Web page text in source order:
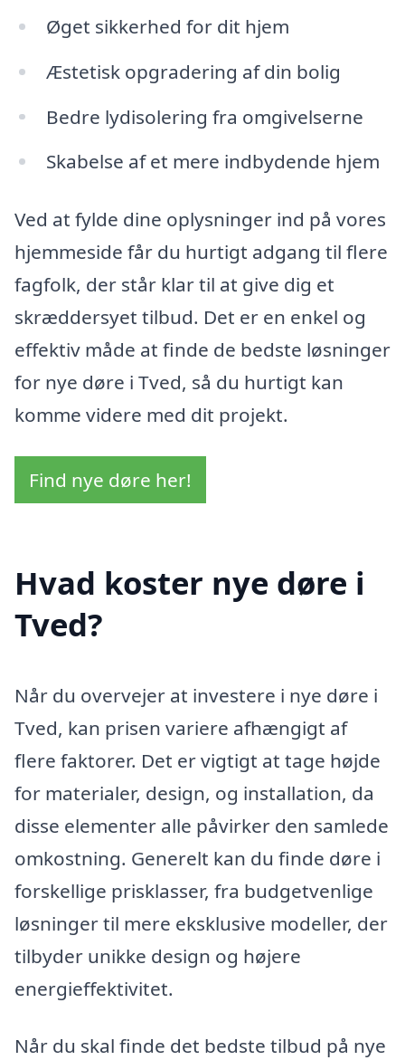
Øget sikkerhed for dit hjem
Æstetisk opgradering af din bolig
Bedre lydisolering fra omgivelserne
Skabelse af et mere indbydende hjem
Ved at fylde dine oplysninger ind på vores
hjemmeside får du hurtigt adgang til flere
fagfolk, der står klar til at give dig et
skræddersyet tilbud. Det er en enkel og
effektiv måde at finde de bedste løsninger
for nye døre i Tved, så du hurtigt kan
komme videre med dit projekt.
Find nye døre her!
Hvad koster nye døre i
Tved?
Når du overvejer at investere i nye døre i
Tved, kan prisen variere afhængigt af
flere faktorer. Det er vigtigt at tage højde
for materialer, design, og installation, da
disse elementer alle påvirker den samlede
omkostning. Generelt kan du finde døre i
forskellige prisklasser, fra budgetvenlige
løsninger til mere eksklusive modeller, der
tilbyder unikke design og højere
energieffektivitet.
Når du skal finde det bedste tilbud på nye